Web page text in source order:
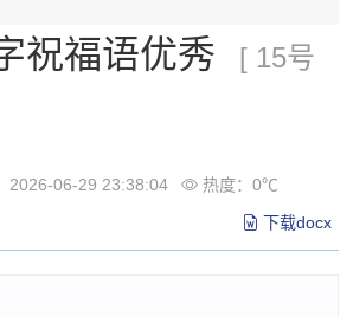
祝福语优秀
[ 15号
2026-06-29 23:38:04
热度：0℃
下载docx